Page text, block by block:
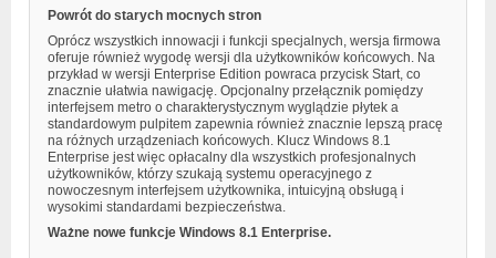
Powrót do starych mocnych stron
Oprócz wszystkich innowacji i funkcji specjalnych, wersja firmowa
oferuje również wygodę wersji dla użytkowników końcowych. Na
przykład w wersji Enterprise Edition powraca przycisk Start, co
znacznie ułatwia nawigację. Opcjonalny przełącznik pomiędzy
interfejsem metro o charakterystycznym wyglądzie płytek a
standardowym pulpitem zapewnia również znacznie lepszą pracę
na różnych urządzeniach końcowych. Klucz Windows 8.1
Enterprise jest więc opłacalny dla wszystkich profesjonalnych
użytkowników, którzy szukają systemu operacyjnego z
nowoczesnym interfejsem użytkownika, intuicyjną obsługą i
wysokimi standardami bezpieczeństwa.
Ważne nowe funkcje Windows 8.1 Enterprise.